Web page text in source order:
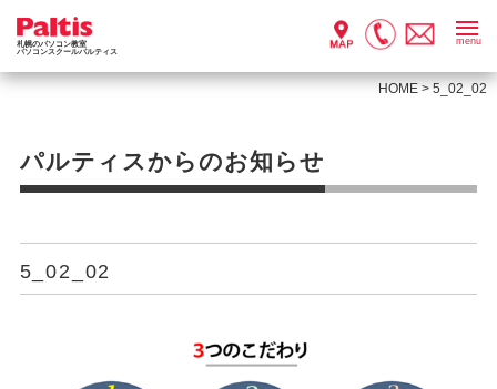
札幌のパソコン教室
パソコンスクールパルティス
menu
HOME >5_02_02
パルティスからのお知らせ
5_02_02